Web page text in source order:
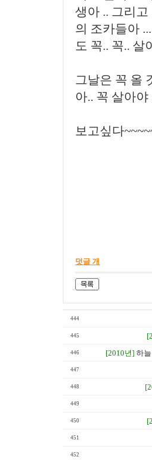
생아 .. 그리
의 조카들아
도 꼭.. 꼭.. 살
그날은 꼭 올
아.. 꼭 살아
보고싶다
덧글 개
444
445
446 [2010년] 하
447
448
449
450
451
452